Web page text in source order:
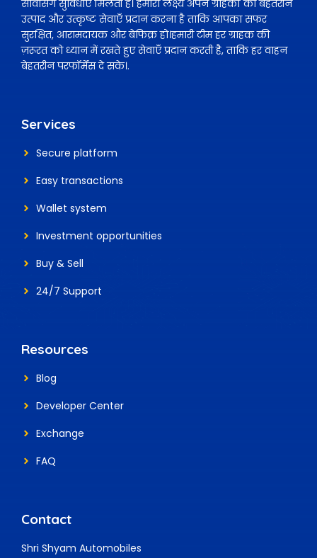
सर्विसिंग सुविधाएँ मिलती हैं। हमारा लक्ष्य अपने ग्राहकों को बेहतरीन
उत्पाद और उत्कृष्ट सेवाएँ प्रदान करना है ताकि आपका सफर
सुरक्षित, आरामदायक और बेफिक्र हो।हमारी टीम हर ग्राहक की
ज़रूरत को ध्यान में रखते हुए सेवाएँ प्रदान करती है, ताकि हर वाहन
बेहतरीन परफॉर्मेंस दे सके।.
Services
Secure platform
Easy transactions
Wallet system
Investment opportunities
Buy & Sell
24/7 Support
Resources
Blog
Developer Center
Exchange
FAQ
Contact
Shri Shyam Automobiles